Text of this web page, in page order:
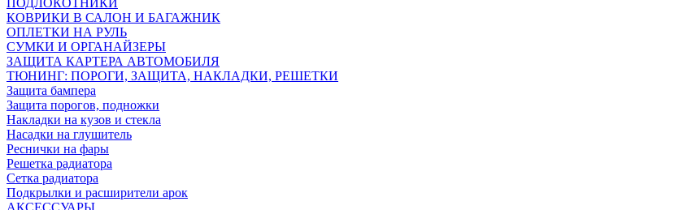
ПОДЛОКОТНИКИ
КОВРИКИ В САЛОН И БАГАЖНИК
ОПЛЕТКИ НА РУЛЬ
СУМКИ И ОРГАНАЙЗЕРЫ
ЗАЩИТА КАРТЕРА АВТОМОБИЛЯ
ТЮНИНГ: ПОРОГИ, ЗАЩИТА, НАКЛАДКИ, РЕШЕТКИ
Защита бампера
Защита порогов, подножки
Накладки на кузов и стекла
Насадки на глушитель
Реснички на фары
Решетка радиатора
Сетка радиатора
Подкрылки и расширители арок
АКСЕССУАРЫ